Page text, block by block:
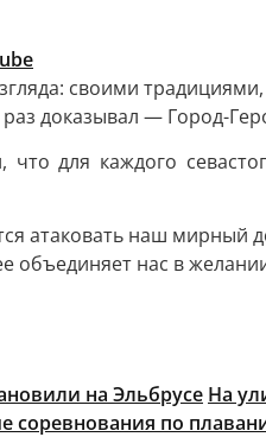
своими
доказывал — Город-
для каждого
атаковать наш мирный
нас в
на Эльбрусе На
соревнования по